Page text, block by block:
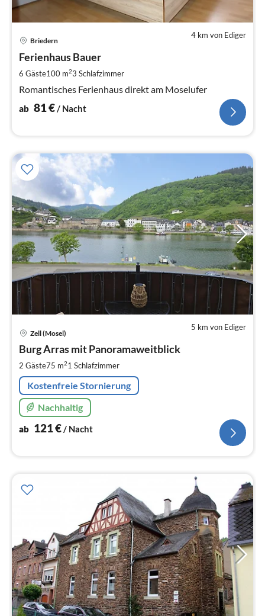
4 km von Ediger
Briedern
Ferienhaus Bauer
6 Gäste100 m23 Schlafzimmer
Romantisches Ferienhaus direkt am Moselufer
ab 81€/ Nacht
5 km von Ediger
Zell (Mosel)
Burg Arras mit Panoramaweitblick
2 Gäste75 m21 Schlafzimmer
Kostenfreie Stornierung
Nachhaltig
ab 121€/ Nacht